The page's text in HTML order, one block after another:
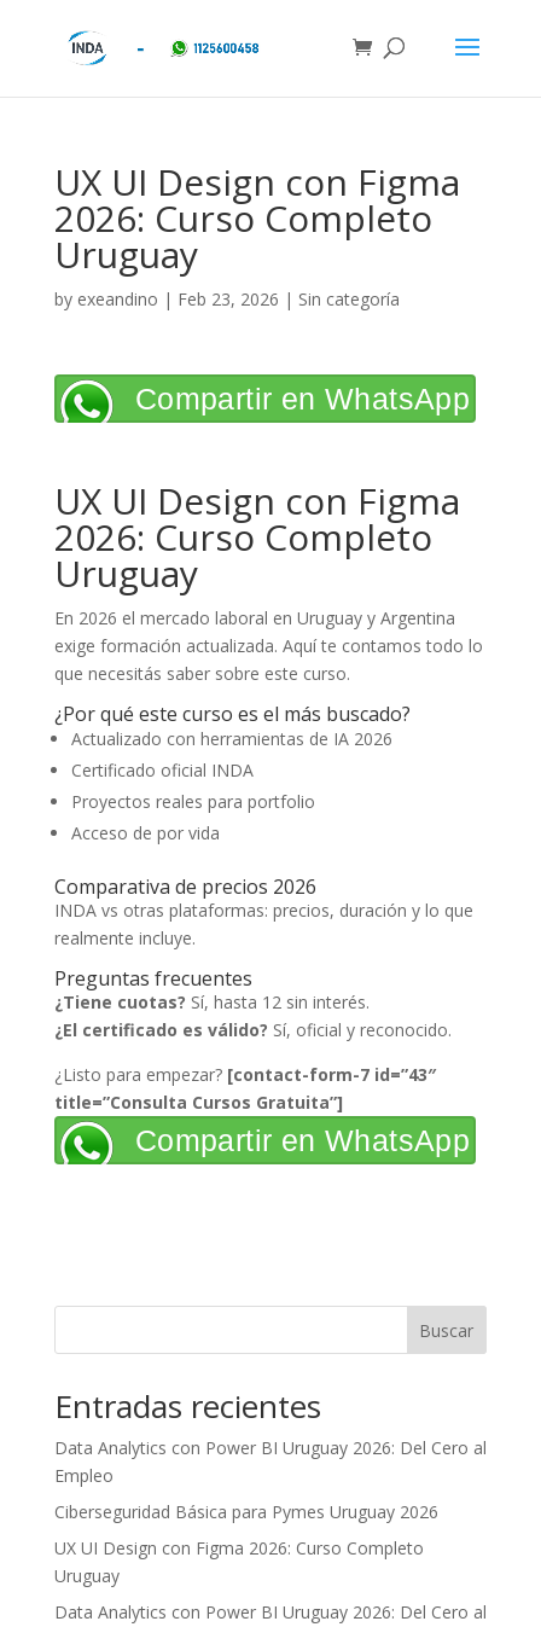
UX UI Design con Figma
2026: Curso Completo
Uruguay
by exeandino | Feb 23, 2026 | Sin categoría
Compartir en WhatsApp
UX UI Design con Figma
2026: Curso Completo
Uruguay
En 2026 el mercado laboral en Uruguay y Argentina
exige formación actualizada. Aquí te contamos todo lo
que necesitás saber sobre este curso.
¿Por qué este curso es el más buscado?
Actualizado con herramientas de IA 2026
Certificado oficial INDA
Proyectos reales para portfolio
Acceso de por vida
Comparativa de precios 2026
INDA vs otras plataformas: precios, duración y lo que
realmente incluye.
Preguntas frecuentes
¿Tiene cuotas? Sí, hasta 12 sin interés.
¿El certificado es válido? Sí, oficial y reconocido.
¿Listo para empezar? [contact-form-7 id=”43″
title=”Consulta Cursos Gratuita”]
Compartir en WhatsApp
Buscar
Entradas recientes
Data Analytics con Power BI Uruguay 2026: Del Cero al
Empleo
Ciberseguridad Básica para Pymes Uruguay 2026
UX UI Design con Figma 2026: Curso Completo
Uruguay
Data Analytics con Power BI Uruguay 2026: Del Cero al